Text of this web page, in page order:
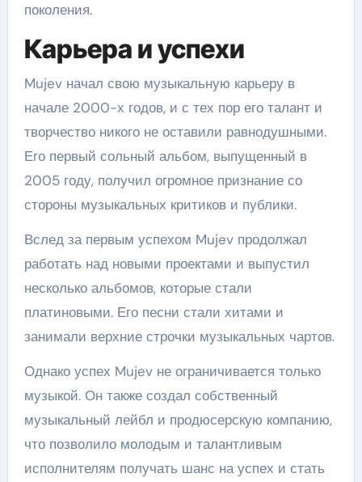
поколения.
Карьера и успехи
Mujev начал свою музыкальную карьеру в
начале 2000-х годов, и с тех пор его талант и
творчество никого не оставили равнодушными.
Его первый сольный альбом, выпущенный в
2005 году, получил огромное признание со
стороны музыкальных критиков и публики.
Вслед за первым успехом Mujev продолжал
работать над новыми проектами и выпустил
несколько альбомов, которые стали
платиновыми. Его песни стали хитами и
занимали верхние строчки музыкальных чартов.
Однако успех Mujev не ограничивается только
музыкой. Он также создал собственный
музыкальный лейбл и продюсерскую компанию,
что позволило молодым и талантливым
исполнителям получать шанс на успех и стать